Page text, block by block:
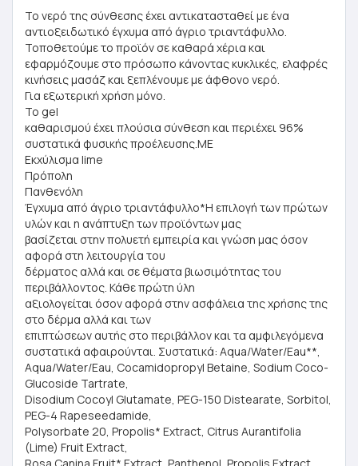
Το νερό της σύνθεσης έχει αντικατασταθεί με ένα
αντιοξειδωτικό έγχυμα από άγριο τριαντάφυλλο.
Τοποθετούμε το προϊόν σε καθαρά χέρια και
εφαρμόζουμε στο πρόσωπο κάνοντας κυκλικές, ελαφρές
κινήσεις μασάζ και ξεπλένουμε με άφθονο νερό.
Για εξωτερική χρήση μόνο.
Το gel
καθαρισμού έχει πλούσια σύνθεση και περιέχει 96%
συστατικά φυσικής προέλευσης.ΜΕ
Εκχύλισμα lime
Πρόπολη
Πανθενόλη
Έγχυμα από άγριο τριαντάφυλλο*Η επιλογή των πρώτων
υλών και η ανάπτυξη των προϊόντων μας
βασίζεται στην πολυετή εμπειρία και γνώση μας όσον
αφορά στη λειτουργία του
δέρματος αλλά και σε θέματα βιωσιμότητας του
περιβάλλοντος. Κάθε πρώτη ύλη
αξιολογείται όσον αφορά στην ασφάλεια της χρήσης της
στο δέρμα αλλά και των
επιπτώσεων αυτής στο περιβάλλον και τα αμφιλεγόμενα
συστατικά αφαιρούνται. Συστατικά: Aqua/Water/Eau**,
Aqua/Water/Eau, Cocamidopropyl Betaine, Sodium Coco-
Glucoside Tartrate,
Disodium Cocoyl Glutamate, PEG-150 Distearate, Sorbitol,
PEG-4 Rapeseedamide,
Polysorbate 20, Propolis* Extract, Citrus Aurantifolia
(Lime) Fruit Extract,